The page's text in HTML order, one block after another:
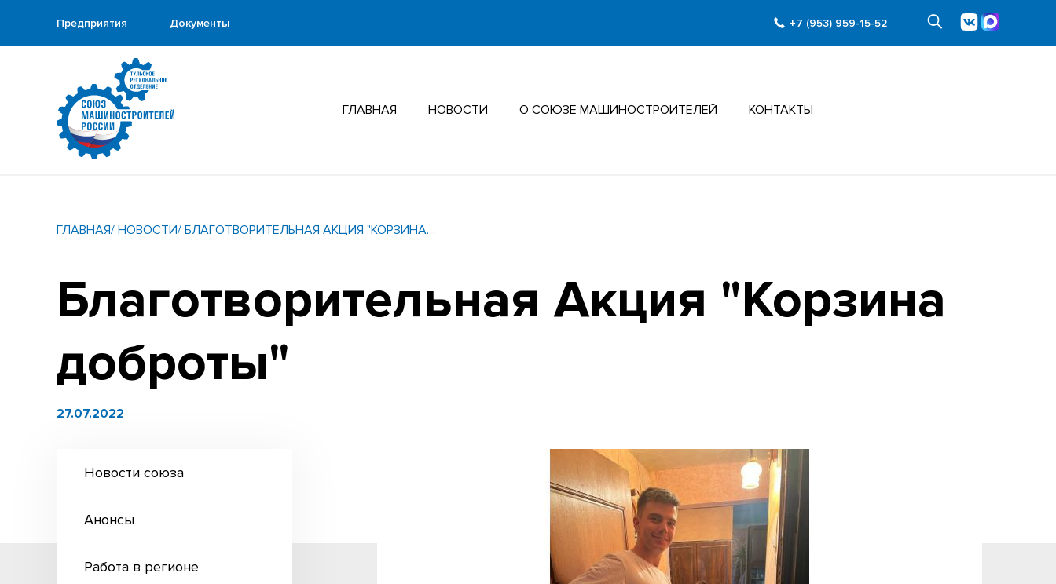
Предприятия Документы +7 (953) 959-15-52
ГЛАВНАЯ НОВОСТИ О СОЮЗЕ МАШИНОСТРОИТЕЛЕЙ КОНТАКТЫ
ГЛАВНАЯ/ НОВОСТИ/ БЛАГОТВОРИТЕЛЬНАЯ АКЦИЯ "КОРЗИНА…
Благотворительная Акция "Корзина
доброты"
27.07.2022
Новости союза
Анонсы
Работа в регионе